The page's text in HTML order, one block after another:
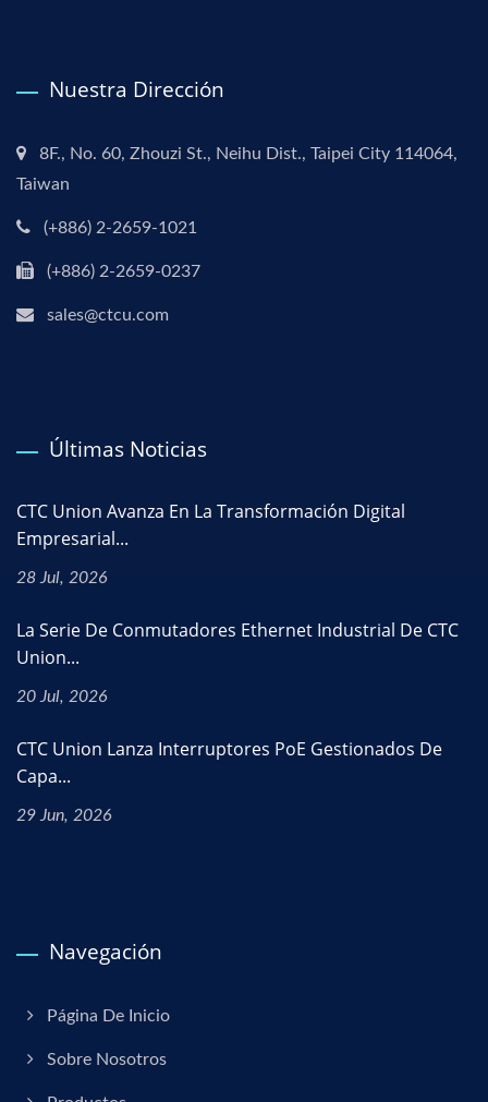
Nuestra Dirección
8F., No. 60, Zhouzi St., Neihu Dist., Taipei City 114064,
Taiwan
(+886) 2-2659-1021
(+886) 2-2659-0237
sales@ctcu.com
Últimas Noticias
CTC Union Avanza En La Transformación Digital
Empresarial...
28 Jul, 2026
La Serie De Conmutadores Ethernet Industrial De CTC
Union...
20 Jul, 2026
CTC Union Lanza Interruptores PoE Gestionados De
Capa...
29 Jun, 2026
Navegación
Página De Inicio
Sobre Nosotros